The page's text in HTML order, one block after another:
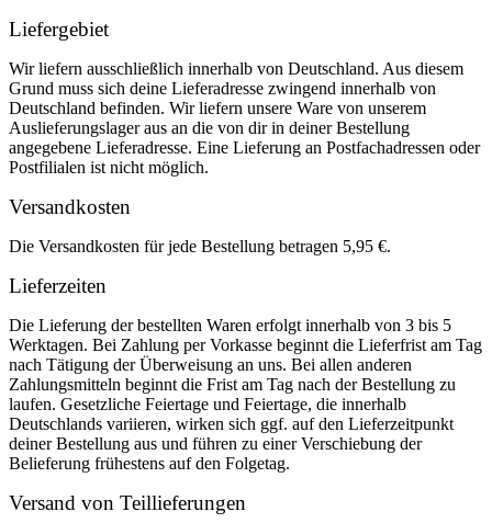
Liefergebiet
Wir liefern ausschließlich innerhalb von Deutschland. Aus diesem
Grund muss sich deine Lieferadresse zwingend innerhalb von
Deutschland befinden. Wir liefern unsere Ware von unserem
Auslieferungslager aus an die von dir in deiner Bestellung
angegebene Lieferadresse. Eine Lieferung an Postfachadressen oder
Postfilialen ist nicht möglich.
Versandkosten
Die Versandkosten für jede Bestellung betragen 5,95 €.
Lieferzeiten
Die Lieferung der bestellten Waren erfolgt innerhalb von 3 bis 5
Werktagen. Bei Zahlung per Vorkasse beginnt die Lieferfrist am Tag
nach Tätigung der Überweisung an uns. Bei allen anderen
Zahlungsmitteln beginnt die Frist am Tag nach der Bestellung zu
laufen. Gesetzliche Feiertage und Feiertage, die innerhalb
Deutschlands variieren, wirken sich ggf. auf den Lieferzeitpunkt
deiner Bestellung aus und führen zu einer Verschiebung der
Belieferung frühestens auf den Folgetag.
Versand von Teillieferungen